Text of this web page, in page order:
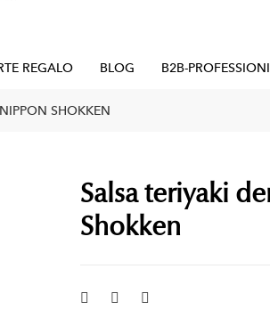
REGALO BLOG B2B-
SHOKKEN
Salsa teriyaki
Shokken